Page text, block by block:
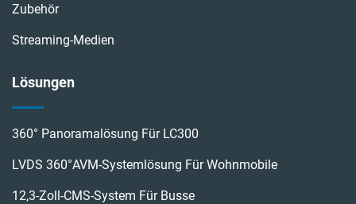
Zubehör
Streaming-Medien
Lösungen
360° Panoramalösung Für LC300
LVDS 360°AVM-Systemlösung Für Wohnmobile
12,3-Zoll-CMS-System Für Busse